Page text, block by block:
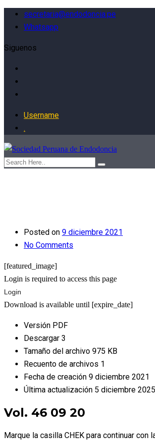
secretaria@endodoncia.pe
Whatsapp
Siguenos
Username
.
Posted on 9 diciembre 2021
No Comments
[featured_image]
Login is required to access this page
Login
Download is available until [expire_date]
Versión PDF
Descargar 3
Tamaño del archivo 975 KB
Recuento de archivos 1
Fecha de creación 9 diciembre 2021
Última actualización 5 diciembre 2025
Vol. 46 09 20
Marque la casilla CHEK para continuar con